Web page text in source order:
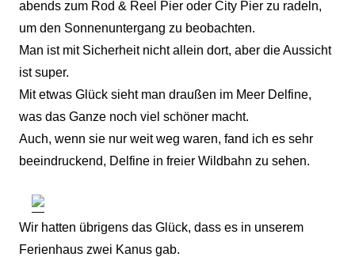
abends zum Rod & Reel Pier oder City Pier zu radeln,
um den Sonnenuntergang zu beobachten.
Man ist mit Sicherheit nicht allein dort, aber die Aussicht
ist super.
Mit etwas Glück sieht man draußen im Meer Delfine,
was das Ganze noch viel schöner macht.
Auch, wenn sie nur weit weg waren, fand ich es sehr
beeindruckend, Delfine in freier Wildbahn zu sehen.
Wir hatten übrigens das Glück, dass es in unserem
Ferienhaus zwei Kanus gab.